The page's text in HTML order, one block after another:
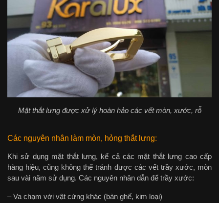
Mặt thắt lưng được xử lý hoàn hảo các vết mòn, xước, rỗ
Các nguyên nhân làm mòn, hỏng thắt lưng:
Khi sử dụng mặt thắt lưng, kể cả các mặt thắt lưng cao cấp
hàng hiệu, cũng không thể tránh được các vết trầy xước, mòn
sau vài năm sử dụng. Các nguyên nhân dẫn đế trầy xước:
– Va chạm với vật cứng khác (bàn ghế, kim loại)